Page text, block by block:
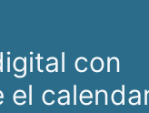
con